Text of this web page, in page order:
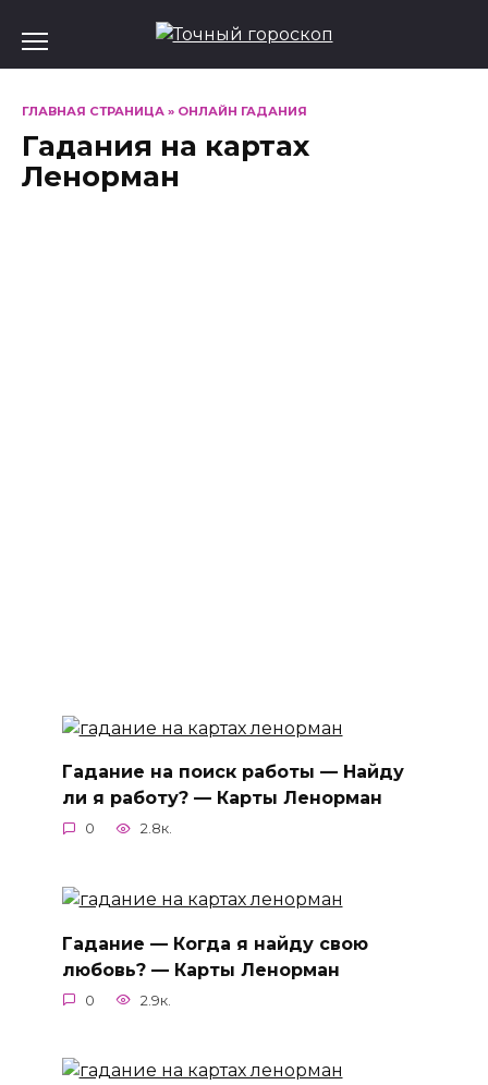
содержанию
ГЛАВНАЯ СТРАНИЦА » ОНЛАЙН ГАДАНИЯ
Гадания на картах
Ленорман
Гадание на поиск работы — Найду
ли я работу? — Карты Ленорман
0 2.8к.
Гадание — Когда я найду свою
любовь? — Карты Ленорман
0 2.9к.